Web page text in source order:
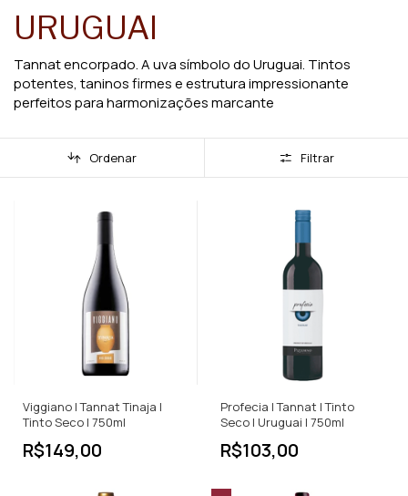
URUGUAI
Tannat encorpado. A uva símbolo do Uruguai. Tintos
potentes, taninos firmes e estrutura impressionante
perfeitos para harmonizações marcante
Ordenar Filtrar
Viggiano | Tannat Tinaja |
Tinto Seco | 750ml
R$149,00
Profecia | Tannat | Tinto
Seco | Uruguai | 750ml
R$103,00